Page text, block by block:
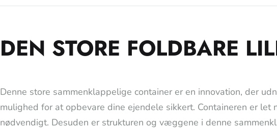
DEN STORE FOLDBARE
Denne store sammenklappelige container er en innovation, der
mulighed for at opbevare dine ejendele sikkert. Containeren er
nødvendigt. Desuden er strukturen og væggene i denne